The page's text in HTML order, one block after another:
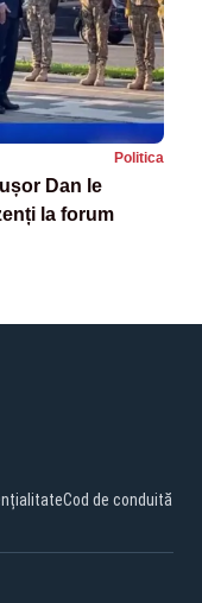
Politica
Dan le
la forum
Cod de conduită